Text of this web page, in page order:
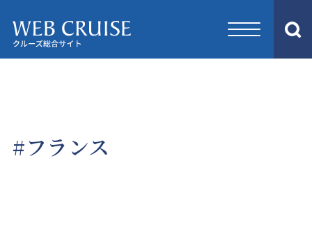
#フランス